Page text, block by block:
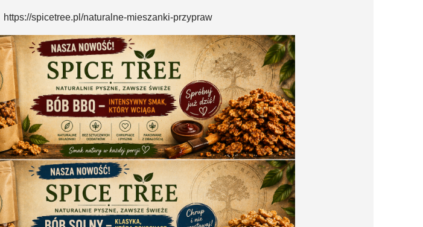
https://spicetree.pl/naturalne-mieszanki-przypraw